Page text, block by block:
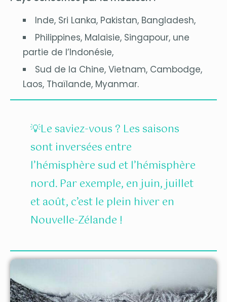
Inde, Sri Lanka, Pakistan, Bangladesh,
Philippines, Malaisie, Singapour, une
partie de l’Indonésie,
Sud de la Chine, Vietnam, Cambodge,
Laos, Thaïlande, Myanmar.
💡Le saviez-vous ? Les saisons
sont inversées entre
l’hémisphère sud et l’hémisphère
nord. Par exemple, en juin, juillet
et août, c’est le plein hiver en
Nouvelle-Zélande !